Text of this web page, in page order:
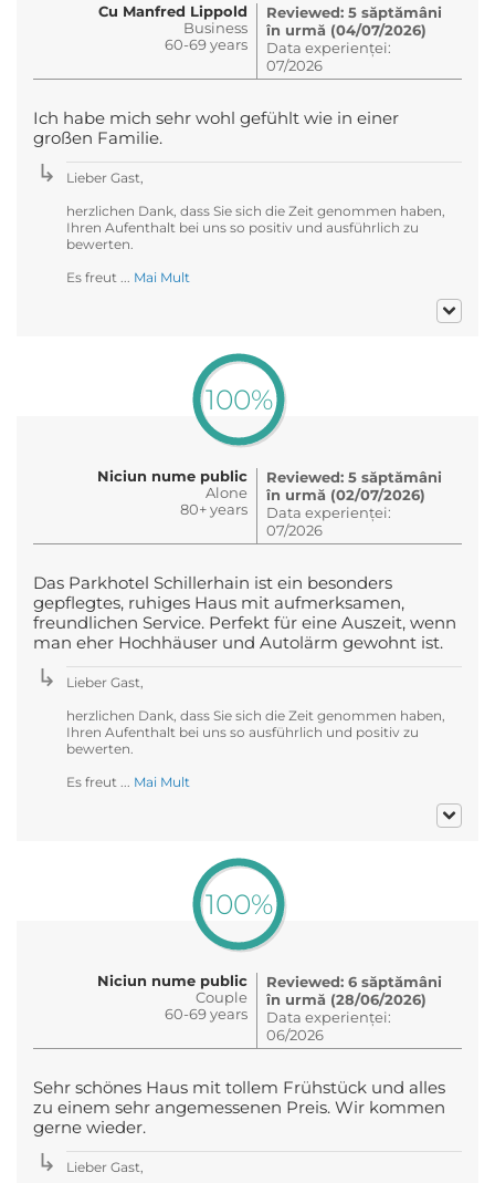
Cu Manfred Lippold
Business
60-69 years
Reviewed: 5 săptămâni
în urmă (04/07/2026)
Data experienței:
07/2026
Ich habe mich sehr wohl gefühlt wie in einer
großen Familie.
Lieber Gast,
herzlichen Dank, dass Sie sich die Zeit genommen haben,
Ihren Aufenthalt bei uns so positiv und ausführlich zu
bewerten.
Es freut ... Mai Mult
100%
Niciun nume public
Alone
80+ years
Reviewed: 5 săptămâni
în urmă (02/07/2026)
Data experienței:
07/2026
Das Parkhotel Schillerhain ist ein besonders
gepflegtes, ruhiges Haus mit aufmerksamen,
freundlichen Service. Perfekt für eine Auszeit, wenn
man eher Hochhäuser und Autolärm gewohnt ist.
Lieber Gast,
herzlichen Dank, dass Sie sich die Zeit genommen haben,
Ihren Aufenthalt bei uns so ausführlich und positiv zu
bewerten.
Es freut ... Mai Mult
100%
Niciun nume public
Couple
60-69 years
Reviewed: 6 săptămâni
în urmă (28/06/2026)
Data experienței:
06/2026
Sehr schönes Haus mit tollem Frühstück und alles
zu einem sehr angemessenen Preis. Wir kommen
gerne wieder.
Lieber Gast,